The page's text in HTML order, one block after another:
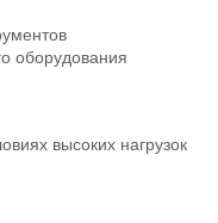
оборудования
высоких нагрузок